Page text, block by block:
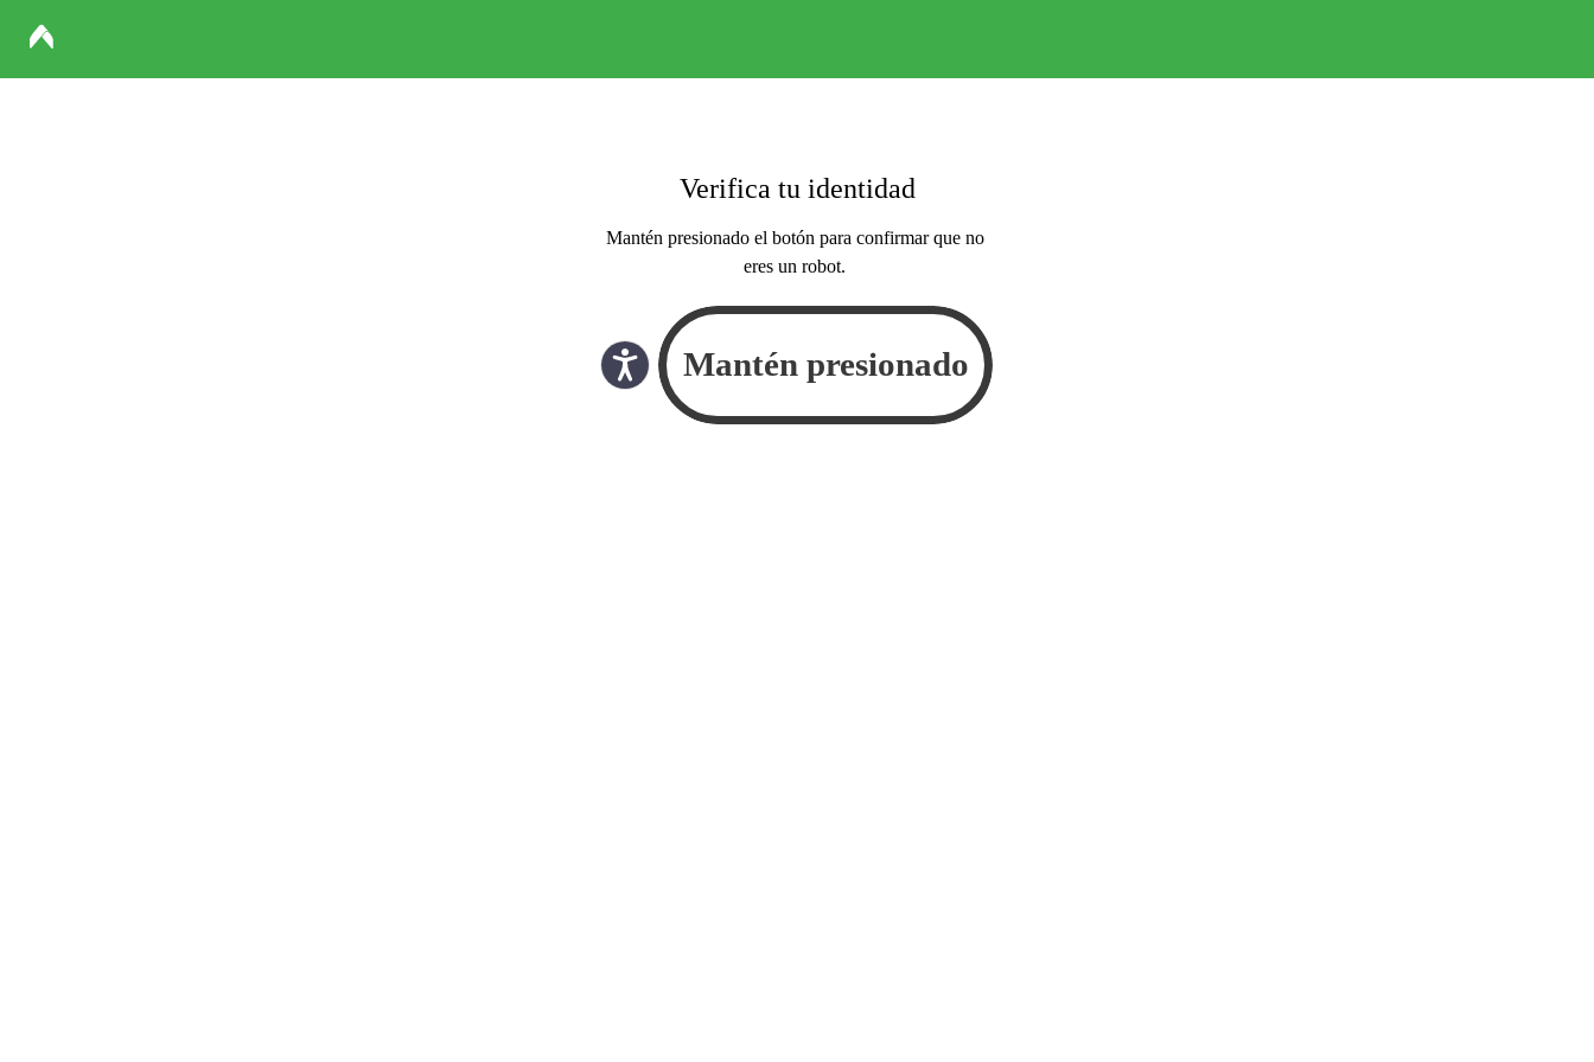
Verifica tu identidad
Mantén presionado el botón para confirmar que no
eres un robot.